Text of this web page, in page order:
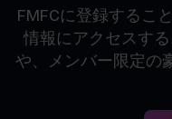
FMFCに登録するこ
情報にアクセスす
や、メンバー限定の